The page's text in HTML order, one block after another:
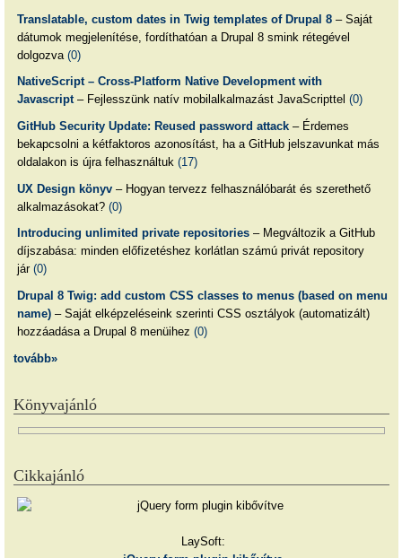
Translatable, custom dates in Twig templates of Drupal 8– Saját
dátumok megjelenítése, fordíthatóan a Drupal 8 smink rétegével
dolgozva (0)
NativeScript – Cross-Platform Native Development with
Javascript– Fejlesszünk natív mobilalkalmazást JavaScripttel (0)
GitHub Security Update: Reused password attack– Érdemes
bekapcsolni a kétfaktoros azonosítást, ha a GitHub jelszavunkat más
oldalakon is újra felhasználtuk (17)
UX Design könyv– Hogyan tervezz felhasználóbarát és szerethető
alkalmazásokat? (0)
Introducing unlimited private repositories– Megváltozik a GitHub
díjszabása: minden előfizetéshez korlátlan számú privát repository
jár (0)
Drupal 8 Twig: add custom CSS classes to menus (based on menu
name)– Saját elképzeléseink szerinti CSS osztályok (automatizált)
hozzáadása a Drupal 8 menüihez (0)
tovább»
Könyvajánló
Cikkajánló
LaySoft: